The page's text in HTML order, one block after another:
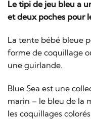
Le tipi de jeu bleu a
et deux poches pour
La tente bébé bleue
forme de coquillage
une guirlande.
Blue Sea est une
marin – le bleu de la
les coquillages